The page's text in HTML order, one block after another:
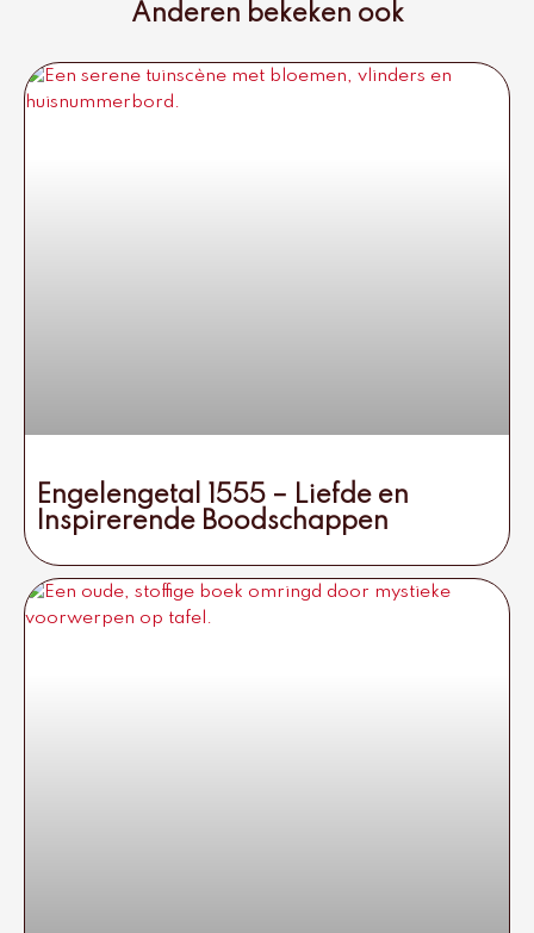
Anderen bekeken ook
Engelengetal 1555 – Liefde en
Inspirerende Boodschappen